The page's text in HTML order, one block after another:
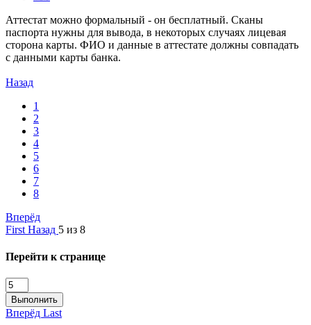
Аттестат можно формальный - он бесплатный. Сканы
паспорта нужны для вывода, в некоторых случаях лицевая
сторона карты. ФИО и данные в аттестате должны совпадать
с данными карты банка.
Назад
1
2
3
4
5
6
7
8
Вперёд
First Назад 5 из 8
Перейти к странице
Выполнить
Вперёд Last